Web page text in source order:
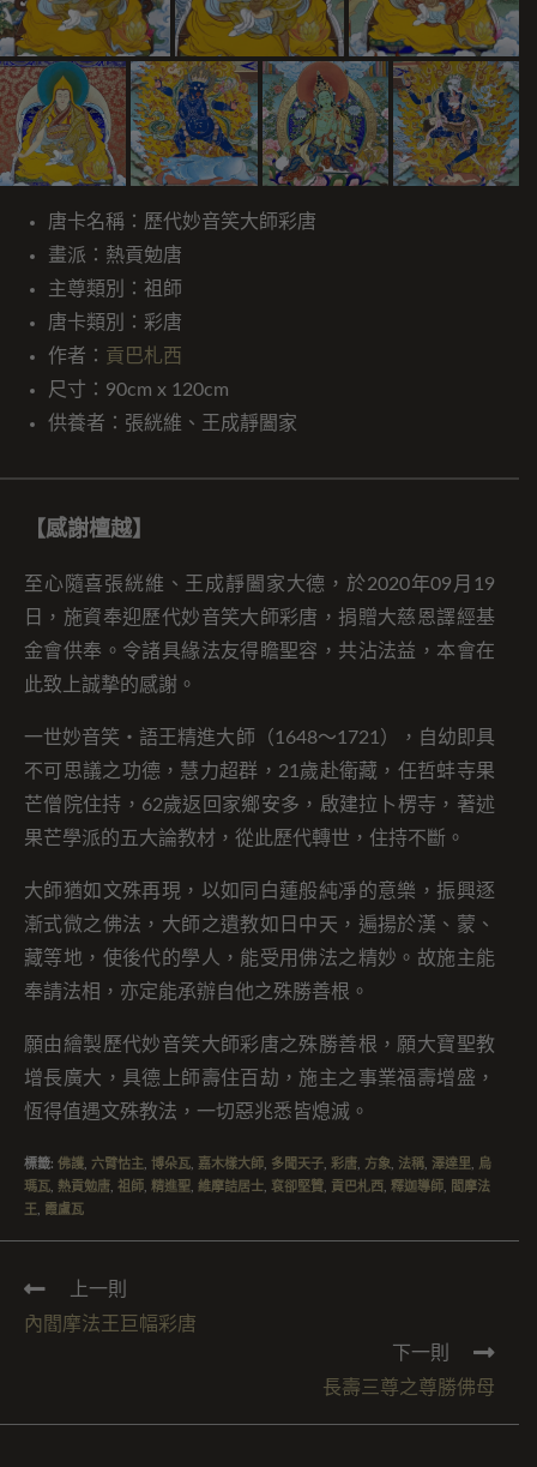
唐卡名稱：歷代妙音笑大師彩唐
畫派：熱貢勉唐
主尊類別：祖師
唐卡類別：彩唐
作者： 貢巴札西
尺寸：90cm x 120cm
供養者：張絖維、王成靜闔家
【感謝檀越】
至心隨喜張絖維、王成靜闔家大德，於2020年09月19
日，施資奉迎歷代妙音笑大師彩唐，捐贈大慈恩譯經基
金會供奉。令諸具緣法友得瞻聖容，共沾法益，本會在
此致上誠摯的感謝。
一世妙音笑・語王精進大師（1648～1721），自幼即具
不可思議之功德，慧力超群，21歲赴衛藏，任哲蚌寺果
芒僧院住持，62歲返回家鄉安多，啟建拉卜楞寺，著述
果芒學派的五大論教材，從此歷代轉世，住持不斷。
大師猶如文殊再現，以如同白蓮般純凈的意樂，振興逐
漸式微之佛法，大師之遺教如日中天，遍揚於漢、蒙、
藏等地，使後代的學人，能受用佛法之精妙。故施主能
奉請法相，亦定能承辦自他之殊勝善根。
願由繪製歷代妙音笑大師彩唐之殊勝善根，願大寶聖教
增長廣大，具德上師壽住百劫，施主之事業福壽增盛，
恆得值遇文殊教法，一切惡兆悉皆熄滅。
標籤: 佛護 六臂怙主 博朵瓦 嘉木樣大師 多聞天子 彩唐 方象 法稱 澤達里
烏
瑪瓦 熱貢勉唐 祖師 精進聖 維摩詰居士 袞卻堅贊 貢巴札西 釋迦導師
閻摩法
王
霞盧瓦
上一則
內閻摩法王巨幅彩唐
下一則
長壽三尊之尊勝佛母